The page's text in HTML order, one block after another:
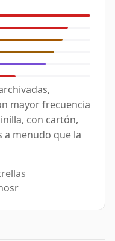
mayor frecuencia
con cartón,
a menudo que la